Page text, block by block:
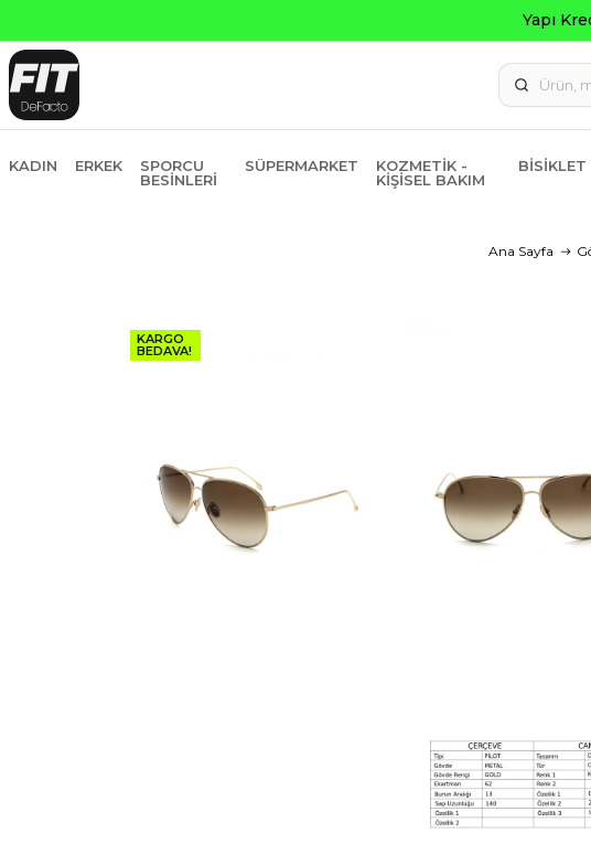
KADIN ERKEK
SPORCU
BESINLERI
SÜPERMARKET
KOZMETIK -
KIŞISEL BAKIM
BISIKLET
Ana Sayfa
KARGO
BEDAVA!